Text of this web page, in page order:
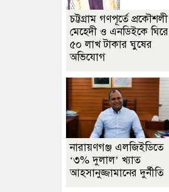
চট্টগ্রাম গণপূর্তে প্রকৌশলী
মেহেদী ও এনডিইকে ঘিরে
৫০ লাখ টাকার ঘুষের
অভিযোগ
নারায়ণগঞ্জ এলজিইডিতে
‘৩% দুলাল’ খ্যাত
আহসানুজ্জামানের দুর্নীতি